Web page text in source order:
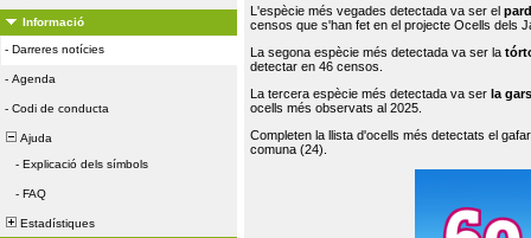
Informació
- Darreres notícies
- Agenda
- Codi de conducta
Ajuda
- Explicació dels símbols
- FAQ
Estadístiques
L'espècie més vegades detectada va ser el
censos que s'han fet en el projecte Ocells dels
La segona espècie més detectada va ser la
detectar en 46 censos.
La tercera espècie més detectada va ser la
ocells més observats al 2025.
Completen la llista d'ocells més detectats el
comuna (24).